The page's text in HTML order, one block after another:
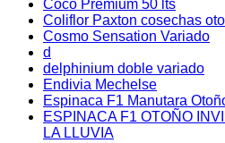
Coco Premium 50 lts
Coliflor Paxton cosechas
Cosmo Sensation Variado
d
delphinium doble variado
Endivia Mechelse
Espinaca F1 Manutara
ESPINACA F1 OTOÑO
LA LLUVIA